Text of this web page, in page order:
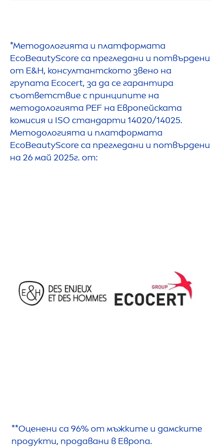
*Методологията и платформата
EcoBeautyScore са прегледани и потвърдени
от E&H, консултантското звено на
групата Ecocert, за да се гарантира
съответствие с принципите на
методологията PEF на Европейската
комисия и ISO стандарти 14020/14025.
Методологията и платформата
EcoBeautyScore са прегледани и потвърдени
на 26 май 2025г. от:
**Оценени са 96% от мъжките и дамските
продукти, продавани в Европа.